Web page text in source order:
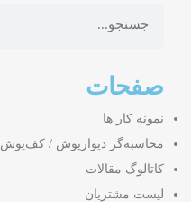
صفحات
نمونه کار ها
محاسبه‌گر دیوارپوش / کف‌پوش
کاتالوگ مقالات
لیست مشتریان